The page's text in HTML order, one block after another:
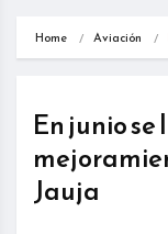
Home Aviación
En junio
Jauja